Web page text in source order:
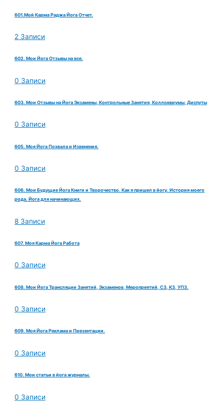
601.Мой Карма Раджа Йога Отчет.
2 Записи
602. Мои Йога Отзывы на все.
0 Записи
603. Мои Отзывы на Йога Экзамены, Контрольные Занятия, Коллоквиумы, Диспуты
0 Записи
605. Моя Йога Похвала и Извенения.
0 Записи
606. Мои Будущие Йога Книги и Творочество. Как я пришел в йогу. История моего
рода. Йога для начинающих.
8 Записи
607. Моя Карма Йога Работа
0 Записи
608. Мои Йога Трансляции Занятий, Экзаменов, Меропреятий, СЗ, КЗ, УПЗ.
0 Записи
609. Моя Йога Реклама и Презентации.
0 Записи
610. Мои статьи в йога журналы.
0 Записи